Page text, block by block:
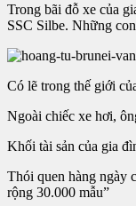
Trong bãi đỗ xe của
SSC Silbe. Những
Có lẽ trong thế giới
Ngoài chiếc xe hơi,
Khối tài sản của gia
Thói quen hàng ngày
rộng 30.000 mẫu”